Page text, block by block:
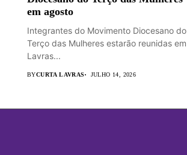
em agosto
Integrantes do Movimento Diocesano do
Terço das Mulheres estarão reunidas em
Lavras...
BYCURTA LAVRAS JULHO 14, 2026